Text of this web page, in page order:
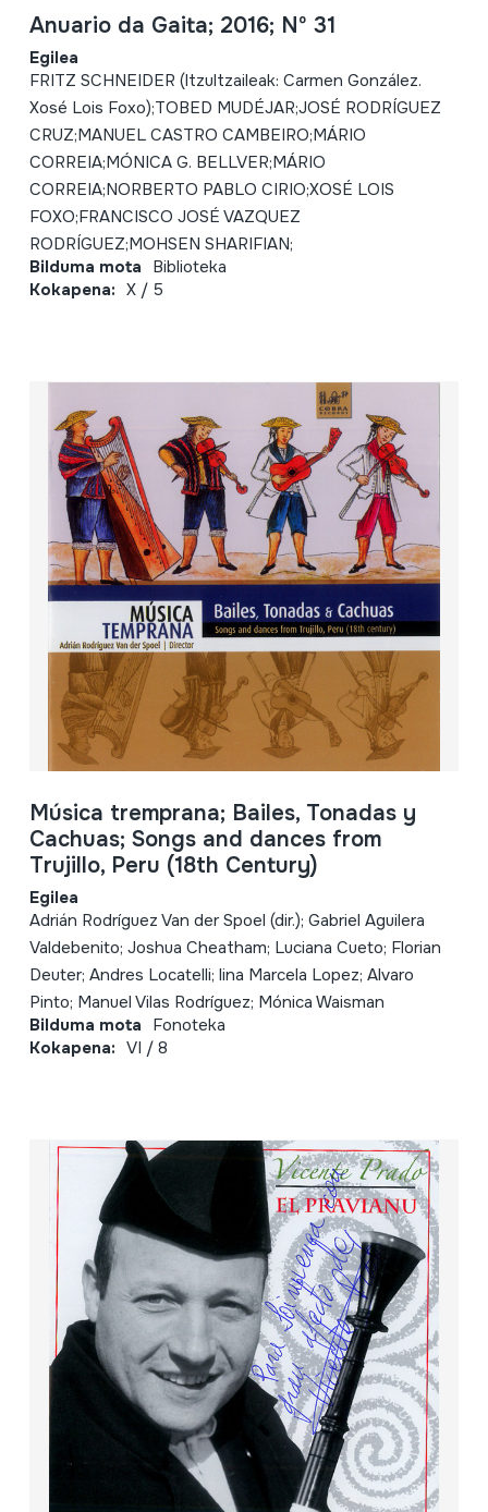
Anuario da Gaita; 2016; Nº 31
Egilea
FRITZ SCHNEIDER (Itzultzaileak: Carmen González.
Xosé Lois Foxo);TOBED MUDÉJAR;JOSÉ RODRÍGUEZ
CRUZ;MANUEL CASTRO CAMBEIRO;MÁRIO
CORREIA;MÓNICA G. BELLVER;MÁRIO
CORREIA;NORBERTO PABLO CIRIO;XOSÉ LOIS
FOXO;FRANCISCO JOSÉ VAZQUEZ
RODRÍGUEZ;MOHSEN SHARIFIAN;
Bilduma mota Biblioteka
Kokapena: X / 5
Música tremprana; Bailes, Tonadas y
Cachuas; Songs and dances from
Trujillo, Peru (18th Century)
Egilea
Adrián Rodríguez Van der Spoel (dir.); Gabriel Aguilera
Valdebenito; Joshua Cheatham; Luciana Cueto; Florian
Deuter; Andres Locatelli; lina Marcela Lopez; Alvaro
Pinto; Manuel Vilas Rodríguez; Mónica Waisman
Bilduma mota Fonoteka
Kokapena: VI / 8